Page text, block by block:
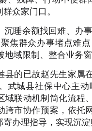
众家门口。
沉睡余额找回难、办
焦群众办事堵点难
地域限制、整合业务
县的已故赵先生家属
武城县社保中心主
域联动机制简化流程
跨市协作预案，依托
办理指导，实现沉